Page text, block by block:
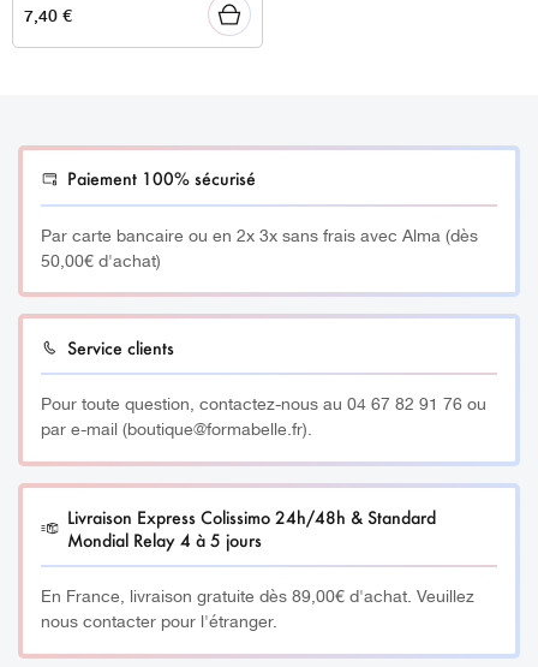
7,40€
Paiement 100% sécurisé
Par carte bancaire ou en 2x 3x sans frais avec Alma (dès
50,00€ d'achat)
Service clients
Pour toute question, contactez-nous au 04 67 82 91 76 ou
par e-mail (boutique@formabelle.fr).
Livraison Express Colissimo 24h/48h & Standard
Mondial Relay 4 à 5 jours
En France, livraison gratuite dès 89,00€ d'achat. Veuillez
nous contacter pour l'étranger.